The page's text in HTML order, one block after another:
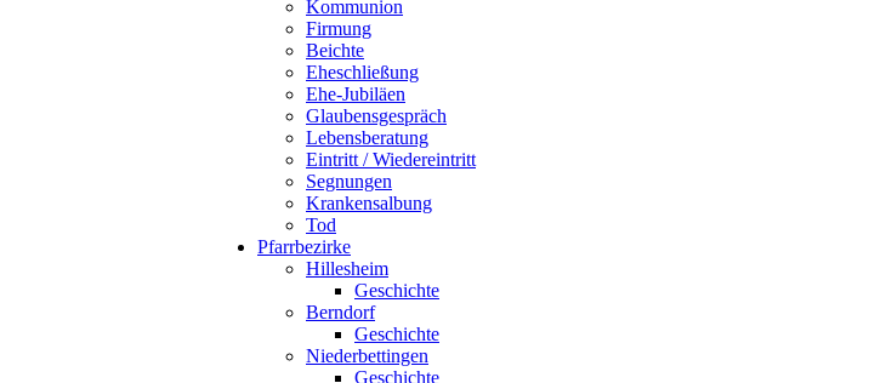
Kommunion
Firmung
Beichte
Eheschließung
Ehe-Jubiläen
Glaubensgespräch
Lebensberatung
Eintritt / Wiedereintritt
Segnungen
Krankensalbung
Tod
Pfarrbezirke
Hillesheim
Geschichte
Berndorf
Geschichte
Niederbettingen
Geschichte